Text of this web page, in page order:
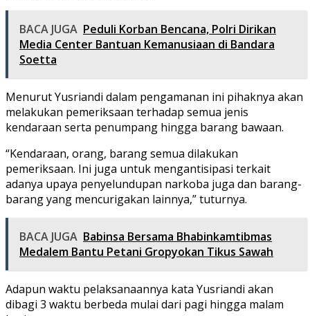
BACA JUGA Peduli Korban Bencana, Polri Dirikan
Media Center Bantuan Kemanusiaan di Bandara
Soetta
Menurut Yusriandi dalam pengamanan ini pihaknya akan
melakukan pemeriksaan terhadap semua jenis
kendaraan serta penumpang hingga barang bawaan.
“Kendaraan, orang, barang semua dilakukan
pemeriksaan. Ini juga untuk mengantisipasi terkait
adanya upaya penyelundupan narkoba juga dan barang-
barang yang mencurigakan lainnya,” tuturnya.
BACA JUGA Babinsa Bersama Bhabinkamtibmas
Medalem Bantu Petani Gropyokan Tikus Sawah
Adapun waktu pelaksanaannya kata Yusriandi akan
dibagi 3 waktu berbeda mulai dari pagi hingga malam